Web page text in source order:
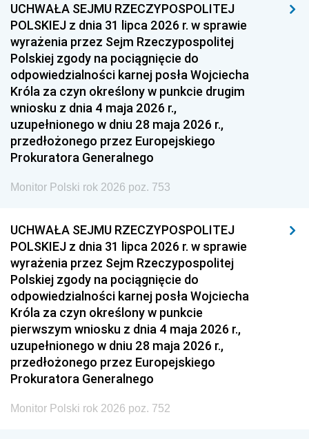
UCHWAŁA SEJMU RZECZYPOSPOLITEJ
POLSKIEJ z dnia 31 lipca 2026 r. w sprawie
wyrażenia przez Sejm Rzeczypospolitej
Polskiej zgody na pociągnięcie do
odpowiedzialności karnej posła Wojciecha
Króla za czyn określony w punkcie drugim
wniosku z dnia 4 maja 2026 r.,
uzupełnionego w dniu 28 maja 2026 r.,
przedłożonego przez Europejskiego
Prokuratora Generalnego
Monitor Polski rok 2026 poz. 753
UCHWAŁA SEJMU RZECZYPOSPOLITEJ
POLSKIEJ z dnia 31 lipca 2026 r. w sprawie
wyrażenia przez Sejm Rzeczypospolitej
Polskiej zgody na pociągnięcie do
odpowiedzialności karnej posła Wojciecha
Króla za czyn określony w punkcie
pierwszym wniosku z dnia 4 maja 2026 r.,
uzupełnionego w dniu 28 maja 2026 r.,
przedłożonego przez Europejskiego
Prokuratora Generalnego
Monitor Polski rok 2026 poz. 752